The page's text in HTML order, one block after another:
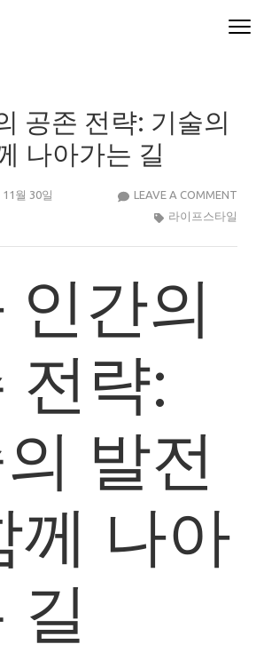
공존 전략: 기술의
나아가는 길
11월 30일 LEAVE A COMMENT
라이프스타일
간의
전략:
발전
께 나아
길